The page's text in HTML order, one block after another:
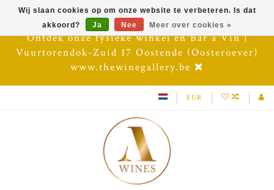
Ontdek onze fysieke winkel en Bar à Vin |
Vuurtorendok-Zuid 17 Oostende (Oosteroever)
www.thewinegallery.be
EUR
Wij slaan cookies op om onze website te verbeteren. Is dat
akkoord?
Ja Nee Meer over cookies »